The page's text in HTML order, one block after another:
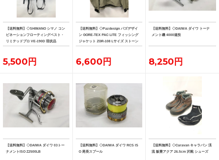
【送料無料】◇SHIMANO シマノ コン
ビネーションフローティングベスト・
リミテッドプロ VE-190D 現状品
5,500円
【送料無料】◇Pazdesign パズデザイ
ン GORE-TEX PAC LITE フィッシング
ジャケット ZGR-108 Lサイズ ストーン
系カラー
6,600円
【送料無料】◇DAIWA ダイワ トーナ
メント磯 4000遠投
8,250円
【送料無料】◇DAIWA ダイワ 03トー
ナメントISO Z2500LB
【送料無料】◇DAIWA ダイワ RCS IS
O 尾長スプール
【送料無料】◇Caravan キャラバン 渓
流 飯豊アクア 26.5cm 沢靴 シューズ